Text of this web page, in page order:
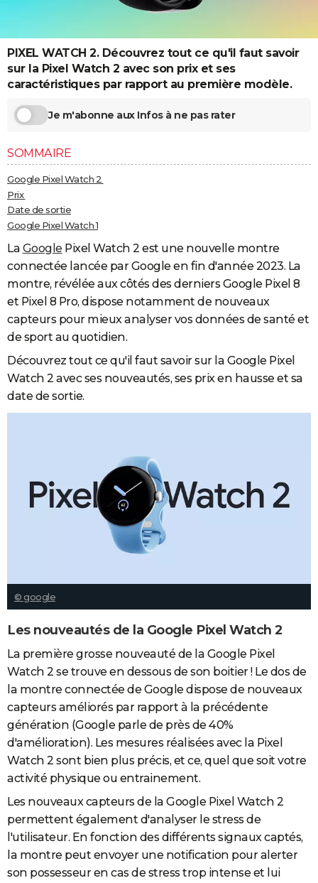
GUIDES D'ACHAT
BONS PLANS
CARTE DE VOEUX
Carte de Noël
Carte Bonne année
Carte Saint-Valentin
Carte Pâques
Carte d'anniversaire
Dictionnaire
Biographies
Citations
Expressions
Proverbes
COPAINS D'AVANT
S'inscrire
Se connecter
Lycées
Collèges
Primaires
Universités
Entreprises
Service militaire
Avis de recherche
FORUM
Bricolage
Lifestyle
Culture
Sport
Auto
Television
Voyage
Cinema
PIXEL WATCH 2. Découvrez tout ce qu'il faut savoir
sur la Pixel Watch 2 avec son prix et ses
caractéristiques par rapport au première modèle.
Je m'abonne aux Infos à ne pas rater
SOMMAIRE
Google Pixel Watch 2
Prix
Date de sortie
Google Pixel Watch 1
La Google Pixel Watch 2 est une nouvelle montre
connectée lancée par Google en fin d'année 2023. La
montre, révélée aux côtés des derniers Google Pixel 8
et Pixel 8 Pro, dispose notamment de nouveaux
capteurs pour mieux analyser vos données de santé et
de sport au quotidien.
Découvrez tout ce qu'il faut savoir sur la Google Pixel
Watch 2 avec ses nouveautés, ses prix en hausse et sa
date de sortie.
© google
Les nouveautés de la Google Pixel Watch 2
La première grosse nouveauté de la Google Pixel
Watch 2 se trouve en dessous de son boitier ! Le dos de
la montre connectée de Google dispose de nouveaux
capteurs améliorés par rapport à la précédente
génération (Google parle de près de 40%
d'amélioration). Les mesures réalisées avec la Pixel
Watch 2 sont bien plus précis, et ce, quel que soit votre
activité physique ou entrainement.
Les nouveaux capteurs de la Google Pixel Watch 2
permettent également d'analyser le stress de
l'utilisateur. En fonction des différents signaux captés,
la montre peut envoyer une notification pour alerter
son possesseur en cas de stress trop intense et lui